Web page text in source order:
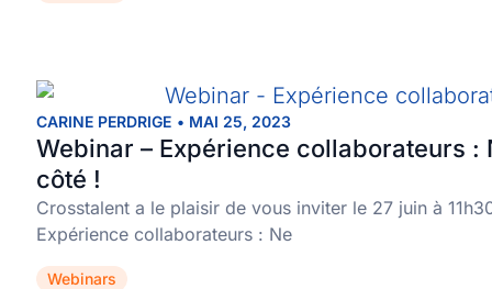
CARINE PERDRIGE • MAI 25, 2023
Webinar – Expérience collaborateurs :
côté !
Crosstalent a le plaisir de vous inviter le 27 juin à
Expérience collaborateurs : Ne
Webinars